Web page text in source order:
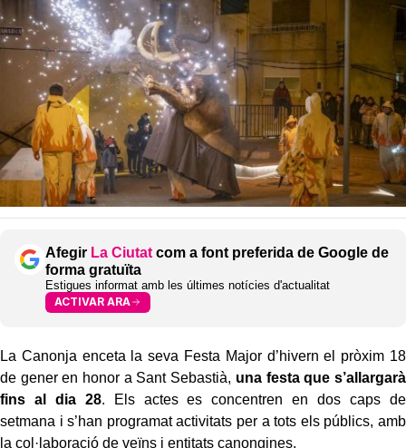
Afegir La Ciutat com a font preferida de Google de
forma gratuïta
Estigues informat amb les últimes notícies d'actualitat
ACTIVAR ARA
La Canonja enceta la seva Festa Major d’hivern el pròxim 18
de gener en honor a Sant Sebastià, una festa que s’allargarà
fins al dia 28. Els actes es concentren en dos caps de
setmana i s’han programat activitats per a tots els públics, amb
la col·laboració de veïns i entitats canongines.